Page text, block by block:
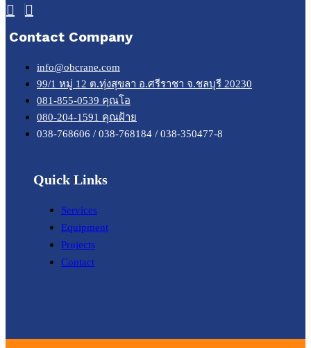
Contact Company
info@obcrane.com
99/1 หมู่ 12 ต.ทุ่งสุขลา อ.ศรีราชา จ.ชลบุรี 20230
081-855-0539 คุณโอ
080-204-1591 คุณฝ้าย
038-768606 / 038-768184 / 038-350477-8
Quick Links
Services
Equipment
Projects
Contact